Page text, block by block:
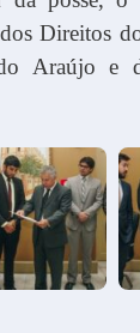
Direitos
Araújo e